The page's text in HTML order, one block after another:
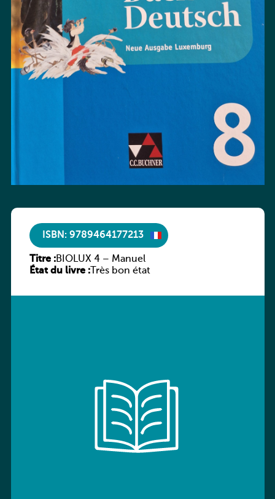
ISBN: 9789464177213
Titre :BIOLUX 4 – Manuel
État du livre :Très bon état